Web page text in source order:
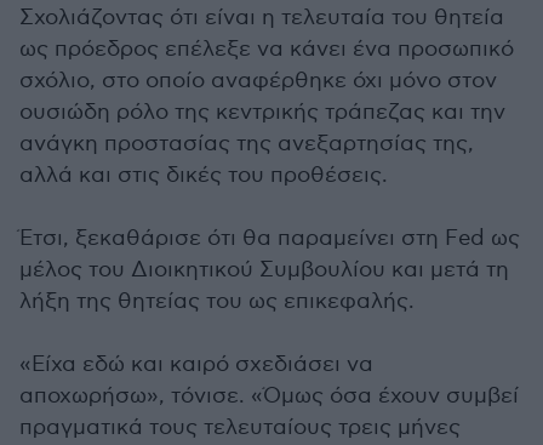
Σχολιάζοντας ότι είναι η τελευταία του θητεία
ως πρόεδρος επέλεξε να κάνει ένα προσωπικό
σχόλιο, στο οποίο αναφέρθηκε όχι μόνο στον
ουσιώδη ρόλο της κεντρικής τράπεζας και την
ανάγκη προστασίας της ανεξαρτησίας της,
αλλά και στις δικές του προθέσεις.
Έτσι, ξεκαθάρισε ότι θα παραμείνει στη Fed ως
μέλος του Διοικητικού Συμβουλίου και μετά τη
λήξη της θητείας του ως επικεφαλής.
«Είχα εδώ και καιρό σχεδιάσει να
αποχωρήσω», τόνισε. «Όμως όσα έχουν συμβεί
πραγματικά τους τελευταίους τρεις μήνες